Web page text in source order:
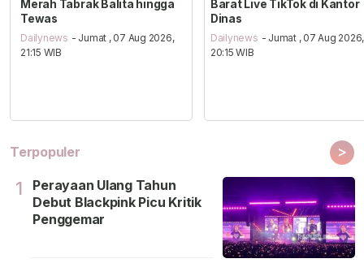
Merah Tabrak Balita hingga
Tewas
Dailynews - Jumat , 07 Aug 2026,
21:15 WIB
Barat Live TikTok di Kantor
Dinas
Dailynews - Jumat , 07 Aug 2026,
20:15 WIB
Terpopuler >
1
Perayaan Ulang Tahun
Debut Blackpink Picu Kritik
Penggemar